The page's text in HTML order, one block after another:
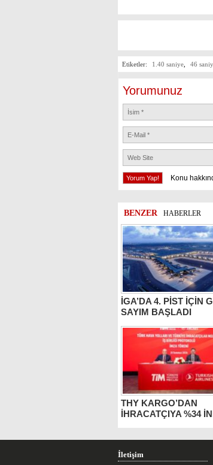
Etiketler: 1.40 saniye 46
Yorumunuz
Konu
BENZER HABERLER
İGA’DA 4. PİST İÇİN
SAYIM BAŞLADI
THY KARGO’DAN
İHRACATÇIYA %34
İletişim